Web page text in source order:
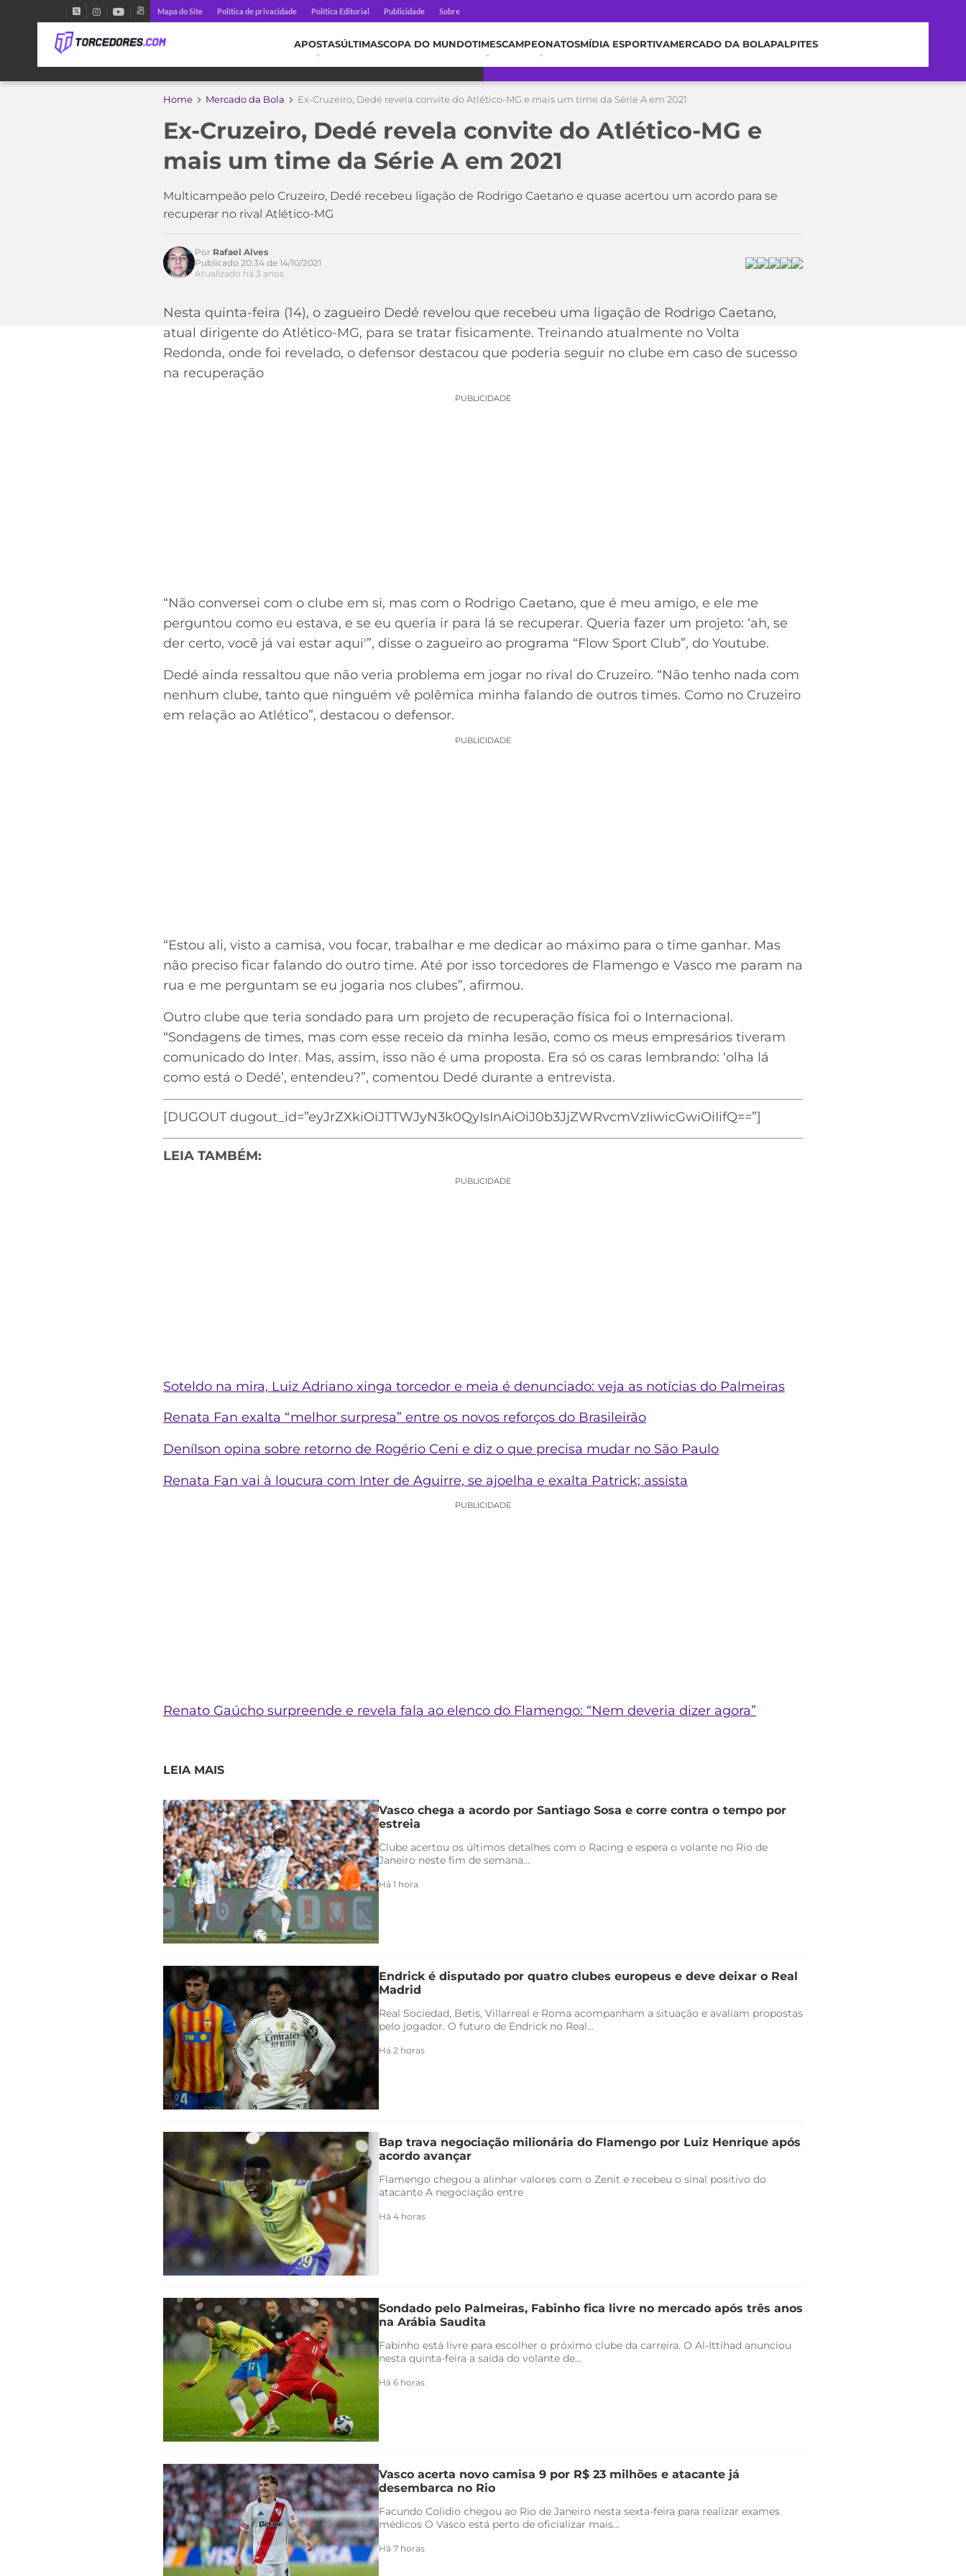
Mapa do Site Política de privacidade Política Editorial Publicidade Sobre
APOSTASÚLTIMASCOPA DO MUNDOTIMESCAMPEONATOSMÍDIA ESPORTIVAMERCADO DA BOLAPALPITES
Home Mercado da Bola Ex-Cruzeiro, Dedé revela convite do Atlético-MG e mais um time da Série A em 2021
Ex-Cruzeiro, Dedé revela convite do Atlético-MG e
mais um time da Série A em 2021
Multicampeão pelo Cruzeiro, Dedé recebeu ligação de Rodrigo Caetano e quase acertou um acordo para se
recuperar no rival Atlético-MG
Por Rafael Alves
Publicado 20:34 de 14/10/2021
Atualizado há 3 anos
Nesta quinta-feira (14), o zagueiro Dedé revelou que recebeu uma ligação de Rodrigo Caetano,
atual dirigente do Atlético-MG, para se tratar fisicamente. Treinando atualmente no Volta
Redonda, onde foi revelado, o defensor destacou que poderia seguir no clube em caso de sucesso
na recuperação
PUBLICIDADE
“Não conversei com o clube em si, mas com o Rodrigo Caetano, que é meu amigo, e ele me
perguntou como eu estava, e se eu queria ir para lá se recuperar. Queria fazer um projeto: ‘ah, se
der certo, você já vai estar aqui'”, disse o zagueiro ao programa “Flow Sport Club”, do Youtube.
Dedé ainda ressaltou que não veria problema em jogar no rival do Cruzeiro. “Não tenho nada com
nenhum clube, tanto que ninguém vê polêmica minha falando de outros times. Como no Cruzeiro
em relação ao Atlético”, destacou o defensor.
PUBLICIDADE
“Estou ali, visto a camisa, vou focar, trabalhar e me dedicar ao máximo para o time ganhar. Mas
não preciso ficar falando do outro time. Até por isso torcedores de Flamengo e Vasco me param na
rua e me perguntam se eu jogaria nos clubes”, afirmou.
Outro clube que teria sondado para um projeto de recuperação física foi o Internacional.
“Sondagens de times, mas com esse receio da minha lesão, como os meus empresários tiveram
comunicado do Inter. Mas, assim, isso não é uma proposta. Era só os caras lembrando: ‘olha lá
como está o Dedé’, entendeu?”, comentou Dedé durante a entrevista.
[DUGOUT dugout_id=”eyJrZXkiOiJTTWJyN3k0QyIsInAiOiJ0b3JjZWRvcmVzIiwicGwiOiIifQ==”]
LEIA TAMBÉM:
PUBLICIDADE
Soteldo na mira, Luiz Adriano xinga torcedor e meia é denunciado: veja as notícias do Palmeiras
Renata Fan exalta “melhor surpresa” entre os novos reforços do Brasileirão
Denílson opina sobre retorno de Rogério Ceni e diz o que precisa mudar no São Paulo
Renata Fan vai à loucura com Inter de Aguirre, se ajoelha e exalta Patrick; assista
PUBLICIDADE
Renato Gaúcho surpreende e revela fala ao elenco do Flamengo: “Nem deveria dizer agora”
LEIA MAIS
Vasco chega a acordo por Santiago Sosa e corre contra o tempo por
estreia
Clube acertou os últimos detalhes com o Racing e espera o volante no Rio de
Janeiro neste fim de semana...
Há 1 hora
Endrick é disputado por quatro clubes europeus e deve deixar o Real
Madrid
Real Sociedad, Betis, Villarreal e Roma acompanham a situação e avaliam propostas
pelo jogador. O futuro de Endrick no Real...
Há 2 horas
Bap trava negociação milionária do Flamengo por Luiz Henrique após
acordo avançar
Flamengo chegou a alinhar valores com o Zenit e recebeu o sinal positivo do
atacante A negociação entre
Há 4 horas
Sondado pelo Palmeiras, Fabinho fica livre no mercado após três anos
na Arábia Saudita
Fabinho está livre para escolher o próximo clube da carreira. O Al-Ittihad anunciou
nesta quinta-feira a saída do volante de...
Há 6 horas
Vasco acerta novo camisa 9 por R$ 23 milhões e atacante já
desembarca no Rio
Facundo Colidio chegou ao Rio de Janeiro nesta sexta-feira para realizar exames
médicos O Vasco está perto de oficializar mais...
Há 7 horas